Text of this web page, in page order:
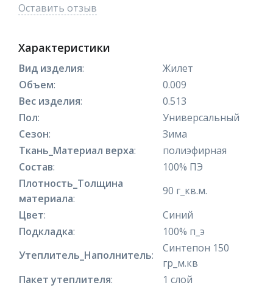
Оставить отзыв
Характеристики
Вид изделия:
Жилет
Объем:
0.009
Вес изделия:
0.513
Пол:
Универсальный
Сезон:
Зима
Ткань_Материал верха:
полиэфирная
Состав:
100% ПЭ
Плотность_Толщина
материала:
90 г_кв.м.
Цвет:
Синий
Подкладка:
100% п_э
Утеплитель_Наполнитель:
Синтепон 150
гр_м.кв
Пакет утеплителя:
1 слой